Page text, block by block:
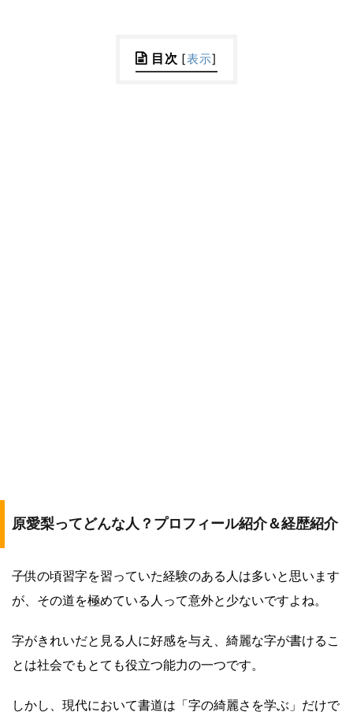
目次 [表示]
原愛梨ってどんな人？プロフィール紹介＆経歴紹介
子供の頃習字を習っていた経験のある人は多いと思います
が、その道を極めている人って意外と少ないですよね。
字がきれいだと見る人に好感を与え、綺麗な字が書けるこ
とは社会でもとても役立つ能力の一つです。
しかし、現代において書道は「字の綺麗さを学ぶ」だけで